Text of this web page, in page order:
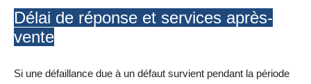
Délai de réponse et services après-
vente
Si une défaillance due à un défaut survient pendant la période